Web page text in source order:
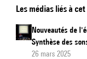
IoT
v3
:
Mise
Les médias liés à
Nouveautés de
Synthèse des
26 mars 2025